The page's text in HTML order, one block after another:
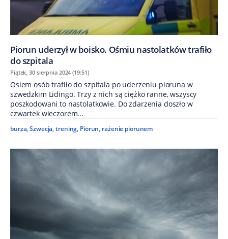
Piorun uderzył w boisko. Ośmiu nastolatków trafiło
do szpitala
Piątek, 30 sierpnia 2024 (19:51)
Osiem osób trafiło do szpitala po uderzeniu pioruna w
szwedzkim Lidingö. Trzy z nich są ciężko ranne, wszyscy
poszkodowani to nastolatkowie. Do zdarzenia doszło w
czwartek wieczorem...
burza,Szwecja,trening, Piorun, rażenie piorunem